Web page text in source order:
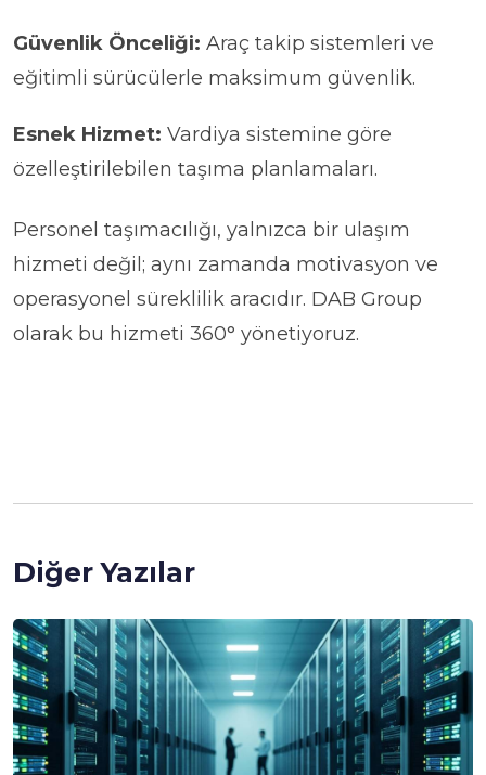
Güvenlik Önceliği: Araç takip sistemleri ve
eğitimli sürücülerle maksimum güvenlik.
Esnek Hizmet: Vardiya sistemine göre
özelleştirilebilen taşıma planlamaları.
Personel taşımacılığı, yalnızca bir ulaşım
hizmeti değil; aynı zamanda motivasyon ve
operasyonel süreklilik aracıdır. DAB Group
olarak bu hizmeti 360° yönetiyoruz.
Diğer Yazılar